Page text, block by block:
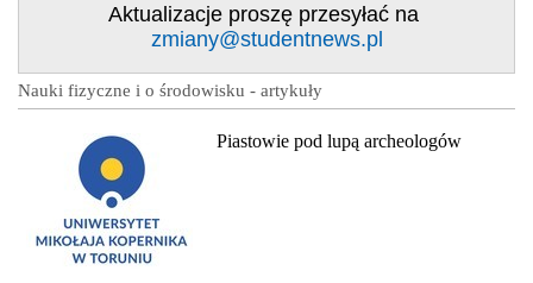
Aktualizacje proszę przesyłać na
zmiany@studentnews.pl
Nauki fizyczne i o środowisku - artykuły
Piastowie pod lupą archeologów